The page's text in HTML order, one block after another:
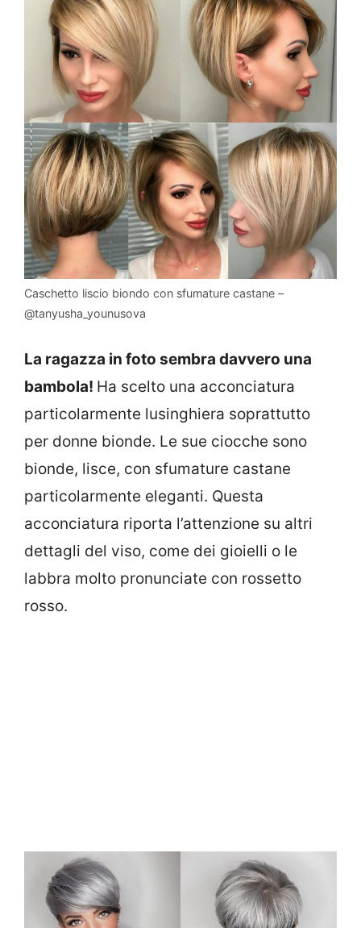
Caschetto liscio biondo con sfumature castane –
@tanyusha_younusova
La ragazza in foto sembra davvero una
bambola! Ha scelto una acconciatura
particolarmente lusinghiera soprattutto
per donne bionde. Le sue ciocche sono
bionde, lisce, con sfumature castane
particolarmente eleganti. Questa
acconciatura riporta l’attenzione su altri
dettagli del viso, come dei gioielli o le
labbra molto pronunciate con rossetto
rosso.